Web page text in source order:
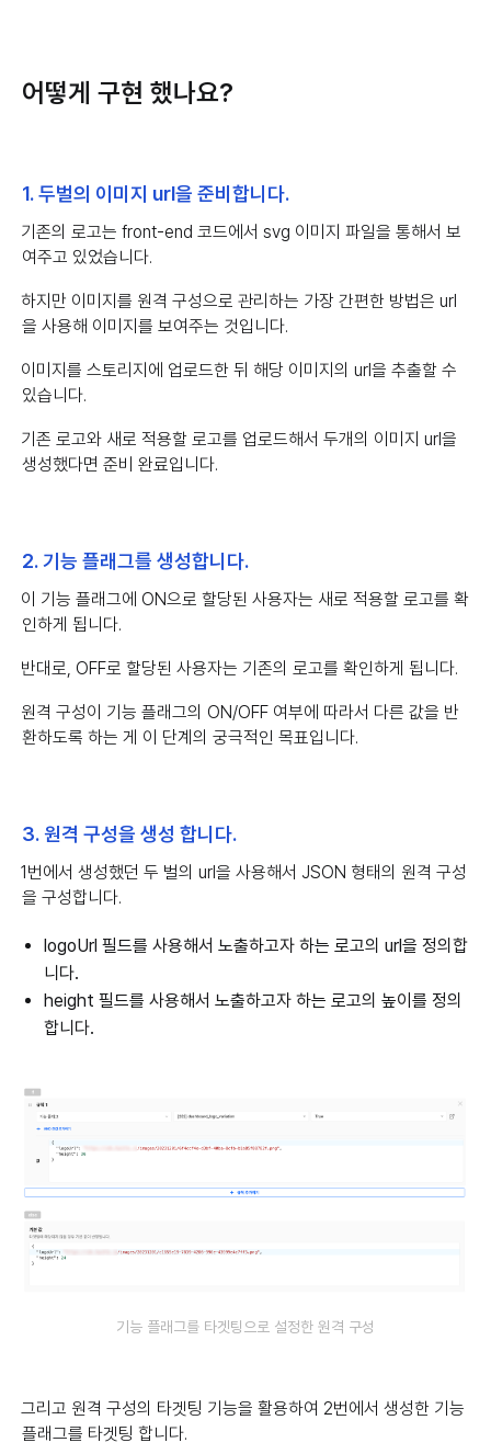
어떻게 구현 했나요?
1. 두벌의 이미지 url을 준비합니다.
기존의 로고는 front-end 코드에서 svg 이미지 파일을 통해서 보
여주고 있었습니다.
하지만 이미지를 원격 구성으로 관리하는 가장 간편한 방법은 url
을 사용해 이미지를 보여주는 것입니다.
이미지를 스토리지에 업로드한 뒤 해당 이미지의 url을 추출할 수
있습니다.
기존 로고와 새로 적용할 로고를 업로드해서 두개의 이미지 url을
생성했다면 준비 완료입니다.
2. 기능 플래그를 생성합니다.
이 기능 플래그에 ON으로 할당된 사용자는 새로 적용할 로고를 확
인하게 됩니다.
반대로, OFF로 할당된 사용자는 기존의 로고를 확인하게 됩니다.
원격 구성이 기능 플래그의 ON/OFF 여부에 따라서 다른 값을 반
환하도록 하는 게 이 단계의 궁극적인 목표입니다.
3. 원격 구성을 생성 합니다.
1번에서 생성했던 두 벌의 url을 사용해서 JSON 형태의 원격 구성
을 구성합니다.
logoUrl 필드를 사용해서 노출하고자 하는 로고의 url을 정의합
니다.
height 필드를 사용해서 노출하고자 하는 로고의 높이를 정의
합니다.
기능 플래그를 타겟팅으로 설정한 원격 구성
그리고 원격 구성의 타겟팅 기능을 활용하여 2번에서 생성한 기능
플래그를 타겟팅 합니다.